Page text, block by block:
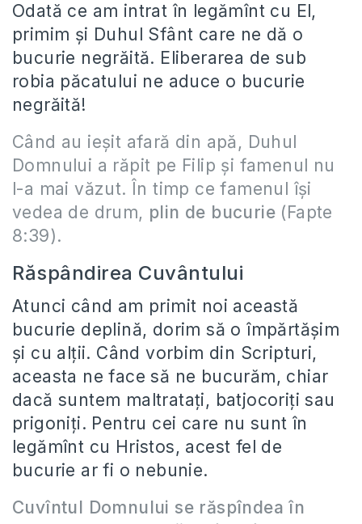
Odată ce am intrat în legămînt cu El,
primim și Duhul Sfânt care ne dă o
bucurie negrăită. Eliberarea de sub
robia păcatului ne aduce o bucurie
negrăită!
Când au ieşit afară din apă, Duhul
Domnului a răpit pe Filip şi famenul nu
l-a mai văzut. În timp ce famenul îşi
vedea de drum, plin de bucurie (Fapte
8:39).
Răspândirea Cuvântului
Atunci când am primit noi această
bucurie deplină, dorim să o împărtășim
și cu alții. Când vorbim din Scripturi,
aceasta ne face să ne bucurăm, chiar
dacă suntem maltratați, batjocoriți sau
prigoniți. Pentru cei care nu sunt în
legămînt cu Hristos, acest fel de
bucurie ar fi o nebunie.
Cuvîntul Domnului se răspîndea în